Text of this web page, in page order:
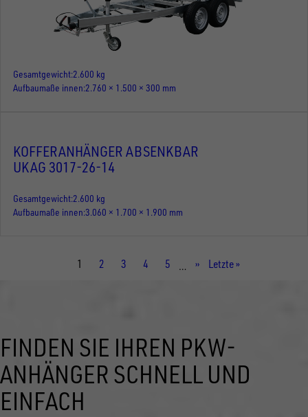
Gesamtgewicht 2.600 kg
Aufbaumaße innen 2.760 × 1.500 × 300 mm
KOFFERANHÄNGER ABSENKBAR
UKAG 3017-26-14
Gesamtgewicht 2.600 kg
Aufbaumaße innen 3.060 × 1.700 × 1.900 mm
Aktuelle
1 Seite
2 Seite
3 Seite
4 Seite
5 …
Nächste
››
Letzte
Letzte »
FINDEN SIE IHREN PKW-
ANHÄNGER SCHNELL UND
EINFACH